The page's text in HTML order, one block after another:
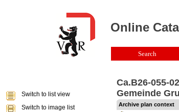
Ca.B26-055-
Gemeinde
Archive plan context
Online
Search
Switch to list view
Switch to image list